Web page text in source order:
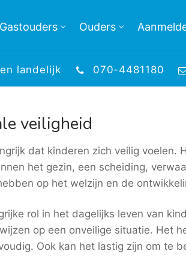
Gastouders Ouders
landelijk 070-4481180
veiligheid
dat kinderen zich veilig voelen.
het gezin, een scheiding,
op het welzijn en de
rol in het dagelijks leven van
op een onveilige situatie. Het
Ook kan het lastig zijn om te